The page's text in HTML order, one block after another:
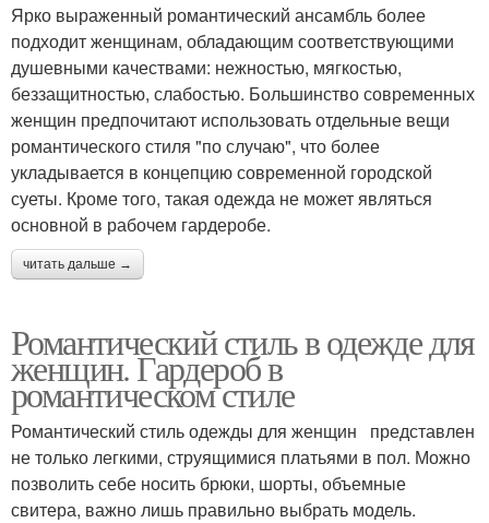
Ярко выраженный романтический ансамбль более
подходит женщинам, обладающим соответствующими
душевными качествами: нежностью, мягкостью,
беззащитностью, слабостью. Большинство современных
женщин предпочитают использовать отдельные вещи
романтического стиля "по случаю", что более
укладывается в концепцию современной городской
суеты. Кроме того, такая одежда не может являться
основной в рабочем гардеробе.
читать дальше →
Романтический стиль в одежде для
женщин. Гардероб в
романтическом стиле
Романтический стиль одежды для женщин представлен
не только легкими, струящимися платьями в пол. Можно
позволить себе носить брюки, шорты, объемные
свитера, важно лишь правильно выбрать модель.